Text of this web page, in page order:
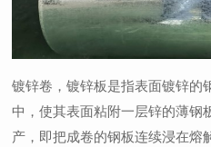
镀锌卷，镀锌板是指表面镀锌的
中，使其表面粘附一层锌的薄钢
产，即把成卷的钢板连续浸在熔